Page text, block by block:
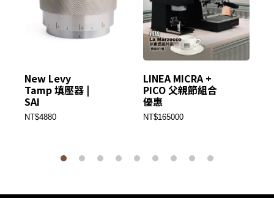
New Levy
Tamp 填壓器 |
SAI
NT$4880
LINEA MICRA +
PICO 父親節組合
優惠
NT$165000